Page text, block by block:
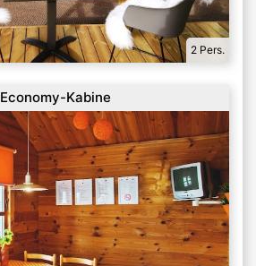
2 Pers.
Economy-Kabine